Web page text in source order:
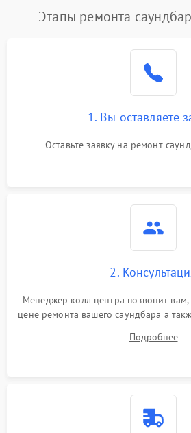
Этапы ремонта
1. Вы оставляете
Оставьте заявку на ремонт
2.
Менеджер колл центра позвонит вам,
цене ремонта вашего саундбара а
Подробнее